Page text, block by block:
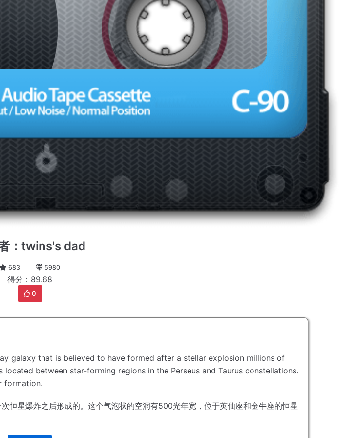
：twins's dad
683 5980
得分：89.68
0
galaxy that is believed to have formed after a stellar explosion millions of
between star-forming regions in the Perseus and Taurus constellations.
formation.
恒星爆炸之后形成的。 这个气泡状的空洞有500光年宽，位于英仙座和金牛座的恒星